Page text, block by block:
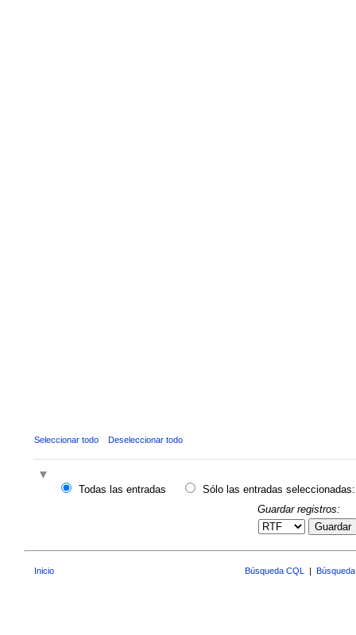
Seleccionar todo Deseleccionar todo
Todas las entradas
Sólo las entradas seleccionadas:
Guardar registros:
Guardar
Inicio Búsqueda CQL